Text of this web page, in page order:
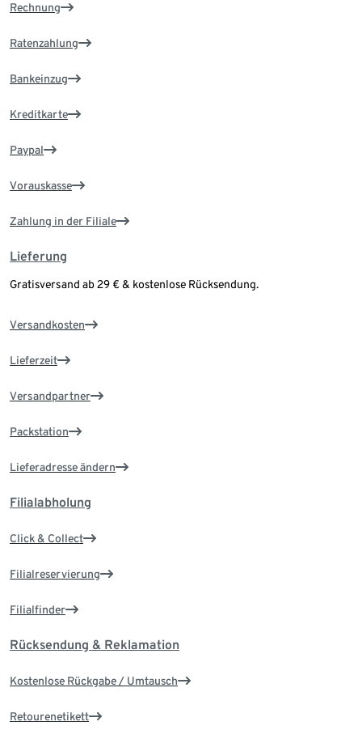
Rechnung
Ratenzahlung
Bankeinzug
Kreditkarte
Paypal
Vorauskasse
Zahlung in der Filiale
Lieferung
Gratisversand ab 29 € & kostenlose Rücksendung.
Versandkosten
Lieferzeit
Versandpartner
Packstation
Lieferadresse ändern
Filialabholung
Click & Collect
Filialreservierung
Filialfinder
Rücksendung & Reklamation
Kostenlose Rückgabe / Umtausch
Retourenetikett